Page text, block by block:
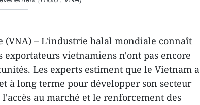
(VNA) – L'industrie halal mondiale connaît
exportateurs vietnamiens n'ont pas encore
Les experts estiment que le Vietnam a
à long terme pour développer son secteur
au marché et le renforcement des